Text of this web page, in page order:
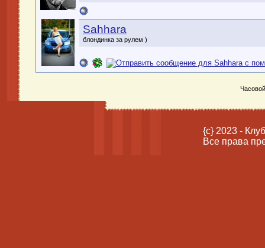
Sahhara
блондинка за рулем )
{c} 2023 -
Все права